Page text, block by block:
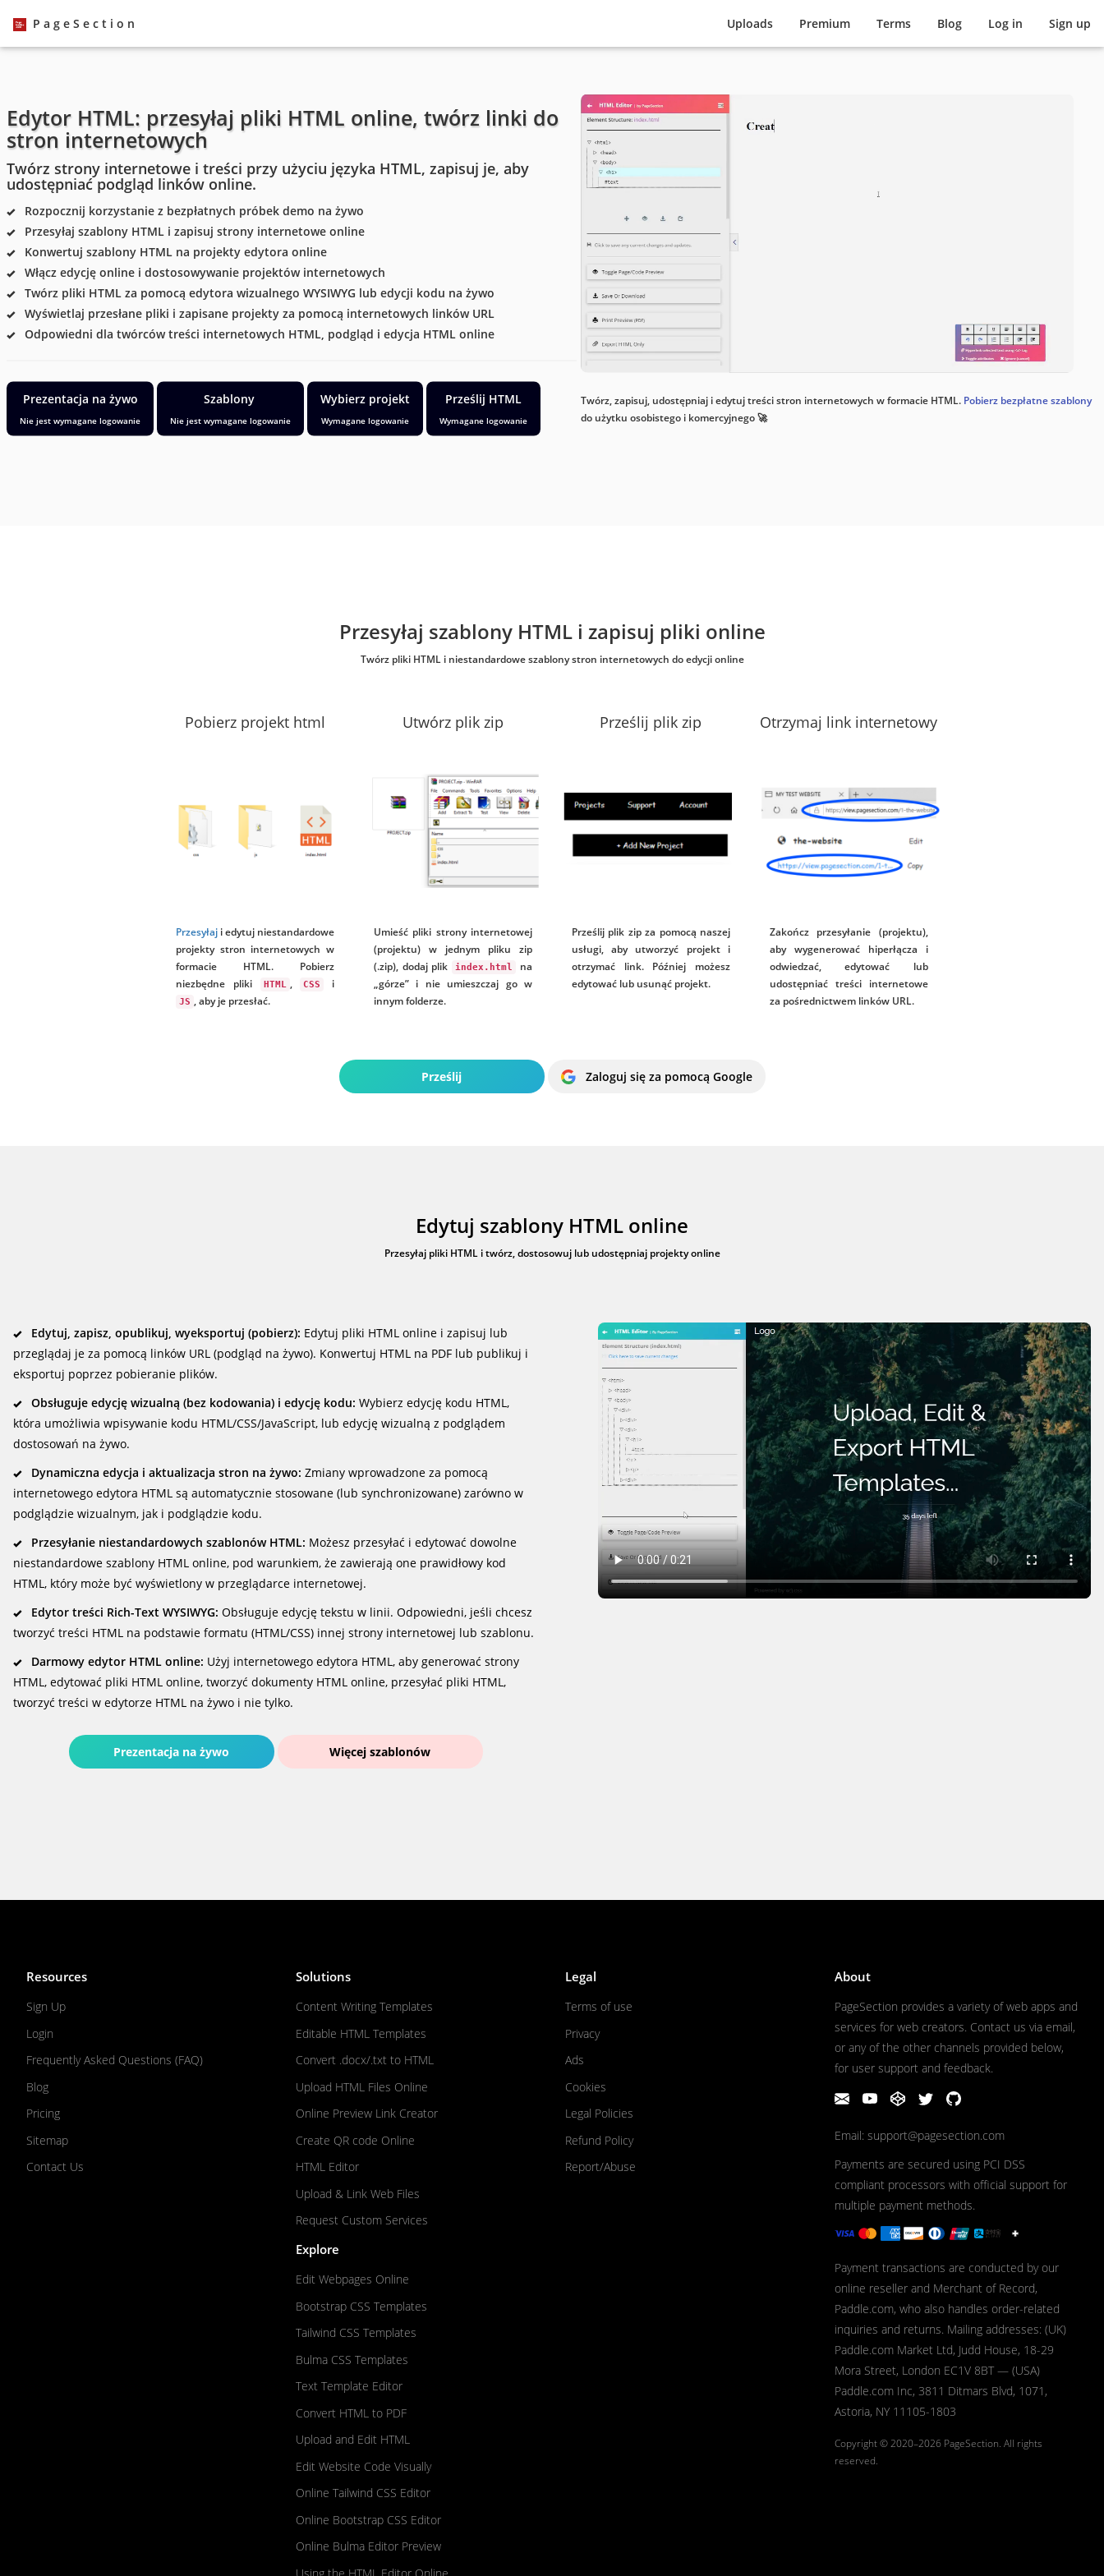
PageSection Uploads Premium Terms Blog Log in Sign up
Edytor HTML: przesyłaj pliki HTML online, twórz linki do
stron internetowych
Twórz strony internetowe i treści przy użyciu języka HTML, zapisuj je, aby
udostępniać podgląd linków online.
Rozpocznij korzystanie z bezpłatnych próbek demo na żywo
Przesyłaj szablony HTML i zapisuj strony internetowe online
Konwertuj szablony HTML na projekty edytora online
Włącz edycję online i dostosowywanie projektów internetowych
Twórz pliki HTML za pomocą edytora wizualnego WYSIWYG lub edycji kodu na żywo
Wyświetlaj przesłane pliki i zapisane projekty za pomocą internetowych linków URL
Odpowiedni dla twórców treści internetowych HTML, podgląd i edycja HTML online
Prezentacja na żywo
Nie jest wymagane logowanie
Szablony
Nie jest wymagane logowanie
Wybierz projekt
Wymagane logowanie
Prześlij HTML
Wymagane logowanie
Twórz, zapisuj, udostępniaj i edytuj treści stron internetowych w formacie HTML. Pobierz bezpłatne szablony
do użytku osobistego i komercyjnego 🚀
Przesyłaj szablony HTML i zapisuj pliki online
Twórz pliki HTML i niestandardowe szablony stron internetowych do edycji online
Pobierz projekt html
Przesyłaj i edytuj niestandardowe
projekty stron internetowych w
formacie HTML. Pobierz
niezbędne pliki
HTML , CSS i
JS , aby je przesłać.
Utwórz plik zip
Umieść pliki strony internetowej
(projektu) w jednym pliku zip
(.zip), dodaj plik
index.html
na
„górze” i nie umieszczaj go w
innym folderze.
Prześlij plik zip
Prześlij plik zip za pomocą naszej
usługi, aby utworzyć projekt i
otrzymać link. Później możesz
edytować lub usunąć projekt.
Otrzymaj link internetowy
Zakończ przesyłanie (projektu),
aby wygenerować hiperłącza i
odwiedzać, edytować lub
udostępniać treści internetowe
za pośrednictwem linków URL.
Prześlij Zaloguj się za pomocą Google
Edytuj szablony HTML online
Przesyłaj pliki HTML i twórz, dostosowuj lub udostępniaj projekty online
Edytuj, zapisz, opublikuj, wyeksportuj (pobierz): Edytuj pliki HTML online i zapisuj lub
przeglądaj je za pomocą linków URL (podgląd na żywo). Konwertuj HTML na PDF lub publikuj i
eksportuj poprzez pobieranie plików.
Obsługuje edycję wizualną (bez kodowania) i edycję kodu: Wybierz edycję kodu HTML,
która umożliwia wpisywanie kodu HTML/CSS/JavaScript, lub edycję wizualną z podglądem
dostosowań na żywo.
Dynamiczna edycja i aktualizacja stron na żywo: Zmiany wprowadzone za pomocą
internetowego edytora HTML są automatycznie stosowane (lub synchronizowane) zarówno w
podglądzie wizualnym, jak i podglądzie kodu.
Przesyłanie niestandardowych szablonów HTML: Możesz przesyłać i edytować dowolne
niestandardowe szablony HTML online, pod warunkiem, że zawierają one prawidłowy kod
HTML, który może być wyświetlony w przeglądarce internetowej.
Edytor treści Rich-Text WYSIWYG: Obsługuje edycję tekstu w linii. Odpowiedni, jeśli chcesz
tworzyć treści HTML na podstawie formatu (HTML/CSS) innej strony internetowej lub szablonu.
Darmowy edytor HTML online: Użyj internetowego edytora HTML, aby generować strony
HTML, edytować pliki HTML online, tworzyć dokumenty HTML online, przesyłać pliki HTML,
tworzyć treści w edytorze HTML na żywo i nie tylko.
Prezentacja na żywo Więcej szablonów
Resources
Sign Up
Login
Frequently Asked Questions (FAQ)
Blog
Pricing
Sitemap
Contact Us
Solutions
Content Writing Templates
Editable HTML Templates
Convert .docx/.txt to HTML
Upload HTML Files Online
Online Preview Link Creator
Create QR code Online
HTML Editor
Upload & Link Web Files
Request Custom Services
Explore
Edit Webpages Online
Bootstrap CSS Templates
Tailwind CSS Templates
Bulma CSS Templates
Text Template Editor
Convert HTML to PDF
Upload and Edit HTML
Edit Website Code Visually
Online Tailwind CSS Editor
Online Bootstrap CSS Editor
Online Bulma Editor Preview
Using the HTML Editor Online
Legal
Terms of use
Privacy
Ads
Cookies
Legal Policies
Refund Policy
Report/Abuse
About
PageSection provides a variety of web apps and
services for web creators. Contact us via email,
or any of the other channels provided below,
for user support and feedback.
Email: support@pagesection.com
Payments are secured using PCI DSS
compliant processors with official support for
multiple payment methods.
Payment transactions are conducted by our
online reseller and Merchant of Record,
Paddle.com, who also handles order-related
inquiries and returns. Mailing addresses: (UK)
Paddle.com Market Ltd, Judd House, 18-29
Mora Street, London EC1V 8BT — (USA)
Paddle.com Inc, 3811 Ditmars Blvd, 1071,
Astoria, NY 11105-1803
Copyright © 2020–2026 PageSection. All rights
reserved.